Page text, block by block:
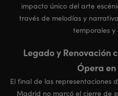
impacto único del arte
través de melodías y
temporales y
Legado y Renovación
Ópera
El final de las representaciones
Madrid no marcó el cierre de